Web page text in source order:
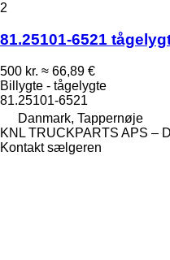
2
81.25101-6521
500 kr. ≈ 66,89 €
Billygte - tågelygte
81.25101-6521
Danmark, Tappernøje
KNL TRUCKPARTS APS –
Kontakt sælgeren